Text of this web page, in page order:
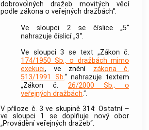
dobrovolných dražeb movitých věcí
podle zákona o veřejných dražbách“.
Ve sloupci 2 se číslice „5“
nahrazuje číslicí „3“.
Ve sloupci 3 se text „Zákon č.
174/1950 Sb., o dražbách mimo
exekuci, ve znění zákona č.
513/1991 Sb.“ nahrazuje textem
„Zákon č.26/2000 Sb., o
veřejných dražbách.“.
V příloze č. 3 ve skupině 314: Ostatní –
ve sloupci 1 se doplňuje nový obor
„Provádění veřejných dražeb“.